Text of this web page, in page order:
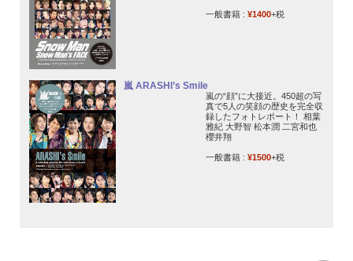
一般書籍 : ¥1400+税
嵐 ARASHI’s Smile
嵐の“顔”に大接近。450超の写
真で5人の笑顔の歴史を完全収
録したフォトレポート！ 相葉
雅紀 大野智 松本潤 二宮和也
櫻井翔
一般書籍 : ¥1500+税